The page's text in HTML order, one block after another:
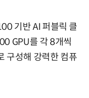
기반 AI 퍼블릭 클
GPU를 각 8개씩
구성해 강력한 컴퓨